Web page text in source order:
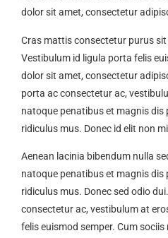
dolor sit amet, consectetur
Cras mattis consectetur purus
Vestibulum id ligula porta felis
dolor sit amet, consectetur
porta ac consectetur ac,
natoque penatibus et magnis
ridiculus mus. Donec id elit non
Aenean lacinia bibendum nulla
natoque penatibus et magnis
ridiculus mus. Donec sed odio
consectetur ac, vestibulum at
felis euismod semper. Cum